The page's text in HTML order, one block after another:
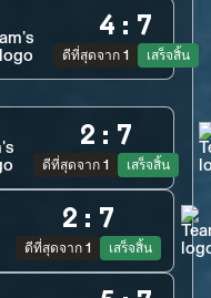
4 : 7
ดีที่สุดจาก 1 เสร็จสิ้น
2 : 7
ดีที่สุดจาก 1 เสร็จสิ้น
2 : 7
ดีที่สุดจาก 1 เสร็จสิ้น